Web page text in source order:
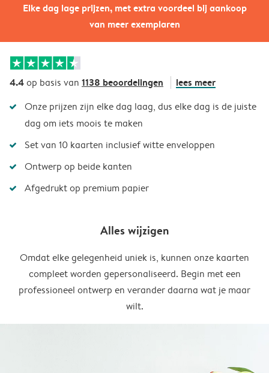
Elke dag lage prijzen, met extra voordeel bij aankoop
van meer exemplaren
4.4op basis van 1138 beoordelingen lees meer
Onze prijzen zijn elke dag laag, dus elke dag is de juiste
dag om iets moois te maken
Set van 10 kaarten inclusief witte enveloppen
Ontwerp op beide kanten
Afgedrukt op premium papier
Alles wijzigen
Omdat elke gelegenheid uniek is, kunnen onze kaarten
compleet worden gepersonaliseerd. Begin met een
professioneel ontwerp en verander daarna wat je maar
wilt.